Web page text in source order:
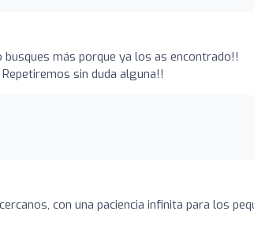
busques más porque ya los as encontrado!!
sin duda alguna!!
con una paciencia infinita para los